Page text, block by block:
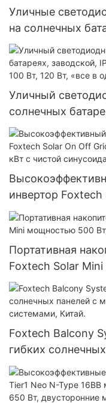
Уличные
на солнечных
Вт, 100 Вт с
аккумуляторами.
Уличный
солнечных
сверхъяркий, 50
«все в одном».
инвертор
мощностью 7,2
синусоидальной
Портативная
Foxtech Solar
1500 Вт.
Foxtech Balcony
гибких
Китай.